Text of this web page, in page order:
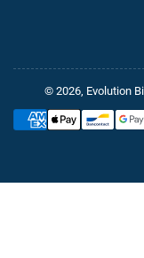
© 2026, Evolution